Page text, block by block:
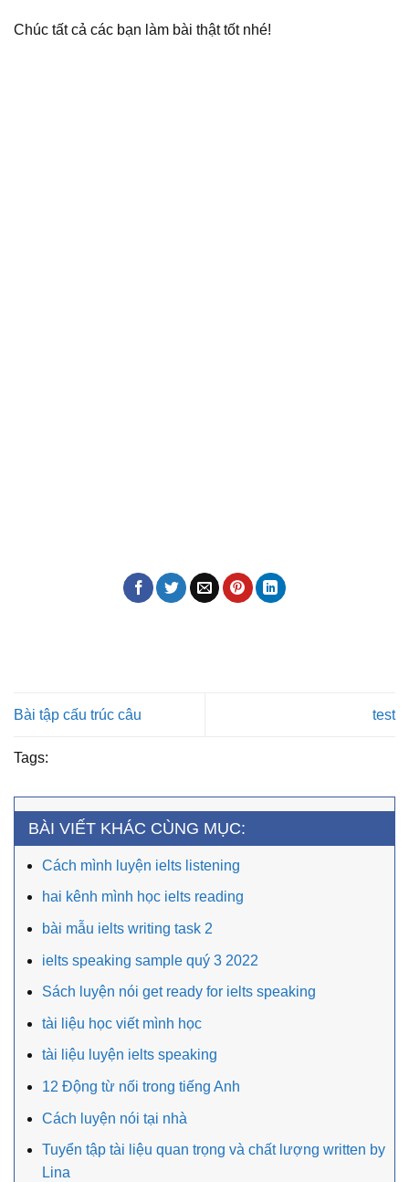
Chúc tất cả các bạn làm bài thật tốt nhé!
Bài tập cấu trúc câu test
Tags:
BÀI VIẾT KHÁC CÙNG MỤC:
Cách mình luyện ielts listening
hai kênh mình học ielts reading
bài mẫu ielts writing task 2
ielts speaking sample quý 3 2022
Sách luyện nói get ready for ielts speaking
tài liệu học viết mình học
tài liệu luyện ielts speaking
12 Động từ nối trong tiếng Anh
Cách luyện nói tại nhà
Tuyển tập tài liệu quan trọng và chất lượng written by
Lina